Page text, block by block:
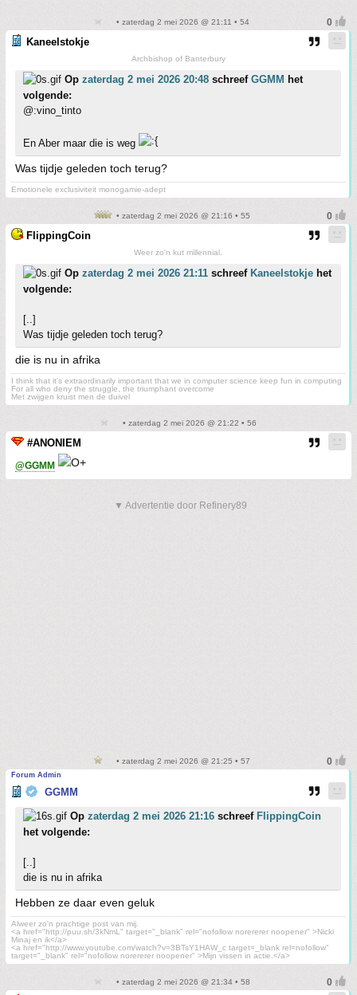
• zaterdag 2 mei 2026 @ 21:11 • 54
Kaneelstokje
Archbishop of Banterbury
Op zaterdag 2 mei 2026 20:48 schreef GGMM het
volgende:
@:vino_tinto
En Aber maar die is weg
Was tijdje geleden toch terug?
Emotionele exclusiviteit monogamie-adept
• zaterdag 2 mei 2026 @ 21:16 • 55
FlippingCoin
Weer zo'n kut millennial.
Op zaterdag 2 mei 2026 21:11 schreef Kaneelstokje het
volgende:
[..]
Was tijdje geleden toch terug?
die is nu in afrika
I think that it’s extraordinarily important that we in computer science keep fun in computing
For all who deny the struggle, the triumphant overcome
Met zwijgen kruist men de duivel
• zaterdag 2 mei 2026 @ 21:22 • 56
#ANONIEM
@GGMM
▼ Advertentie door Refinery89
• zaterdag 2 mei 2026 @ 21:25 • 57
Forum Admin
GGMM
Op zaterdag 2 mei 2026 21:16 schreef FlippingCoin
het volgende:
[..]
die is nu in afrika
Hebben ze daar even geluk
Alweer zo'n prachtige post van mij.
<a href="http://puu.sh/3kNmL" target="_blank" rel="nofollow norererer noopener" >Nicki
Minaj en ik</a>
<a href="http://www.youtube.com/watch?v=3BTsY1HAW_c target=_blank rel=nofollow"
target="_blank" rel="nofollow norererer noopener" >Mijn vissen in actie.</a>
• zaterdag 2 mei 2026 @ 21:34 • 58